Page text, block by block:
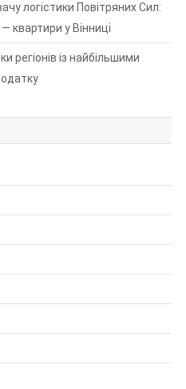
логістики Повітряних Сил:
квартири у Вінниці
регіонів із найбільшими